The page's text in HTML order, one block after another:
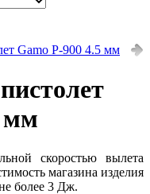
Gamo P-900 4.5 мм
мм
скоростью вылета
магазина изделия
более 3 Дж.